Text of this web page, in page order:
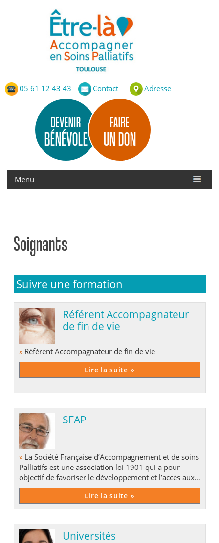
05 61 12 43 43 Contact Adresse
Etre-Là – ASP Toulouse
Accompagnement en Soins Palliatifs de Toulouse
FAIRE
UN DON
DEVENIR
BÉNÉVOLE
Soignants
Suivre une formation
Référent Accompagnateur
de fin de vie
» Référent Accompagnateur de fin de vie
Lire la suite »
SFAP
»La Société Française d’Accompagnement et de soins
Palliatifs est une association loi 1901 qui a pour
objectif de favoriser le développement et l’accès aux
soins palliatifs.
Lire la suite »
Universités